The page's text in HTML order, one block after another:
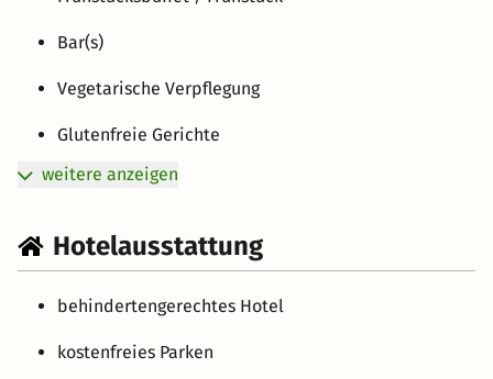
Bar(s)
Vegetarische Verpflegung
Glutenfreie Gerichte
weitere anzeigen
Hotelausstattung
behindertengerechtes Hotel
kostenfreies Parken